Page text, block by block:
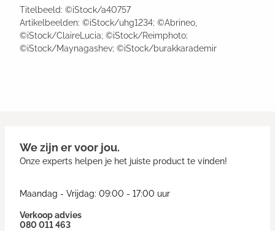
Titelbeeld: ©iStock/a40757
Artikelbeelden: ©iStock/uhg1234; ©Abrineo,
©iStock/ClaireLucia; ©iStock/Reimphoto;
©iStock/Maynagashev; ©iStock/burakkarademir
We zijn er voor jou.
Onze experts helpen je het juiste product te vinden!
Maandag - Vrijdag: 09:00 - 17:00 uur
Verkoop advies
080 011 463